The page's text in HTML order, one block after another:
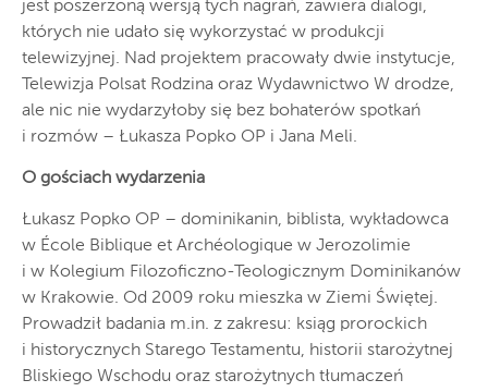
jest poszerzoną wersją tych nagrań, zawiera dialogi,
których nie udało się wykorzystać w produkcji
telewizyjnej. Nad projektem pracowały dwie instytucje,
Telewizja Polsat Rodzina oraz Wydawnictwo W drodze,
ale nic nie wydarzyłoby się bez bohaterów spotkań
i rozmów – Łukasza Popko OP i Jana Meli.
O gościach wydarzenia
Łukasz Popko OP – dominikanin, biblista, wykładowca
w École Biblique et Archéologique w Jerozolimie
i w Kolegium Filozoficzno-Teologicznym Dominikanów
w Krakowie. Od 2009 roku mieszka w Ziemi Świętej.
Prowadził badania m.in. z zakresu: ksiąg prorockich
i historycznych Starego Testamentu, historii starożytnej
Bliskiego Wschodu oraz starożytnych tłumaczeń